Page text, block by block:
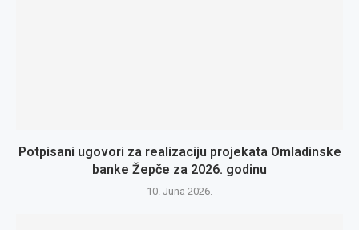
Potpisani ugovori za realizaciju projekata Omladinske
banke Žepče za 2026. godinu
10. Juna 2026.